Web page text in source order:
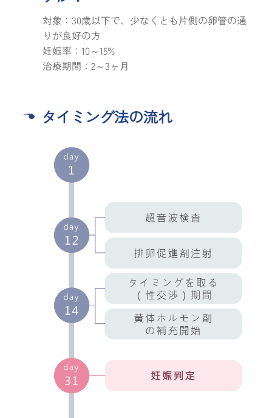
対象：30歳以下で、少なくとも片側の卵管の通
りが良好の方
妊娠率：10～15%
治療期間：2～3ヶ月
タイミング法の流れ